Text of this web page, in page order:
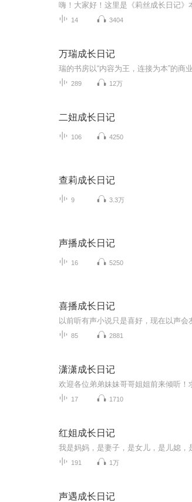
嗨！大家好！这里是《莉丝成长日记
14 3404
万瑞成长日记
289 12万
二妞成长日记
106 4250
查莉成长日记
9 3.3万
声播成长日记
16 5250
喜播成长日记
以前听有声小说只是喜好，现在以声
85 2881
潇潇成长日记
17 1710
红姐成长日记
191 1万
声遇成长日记